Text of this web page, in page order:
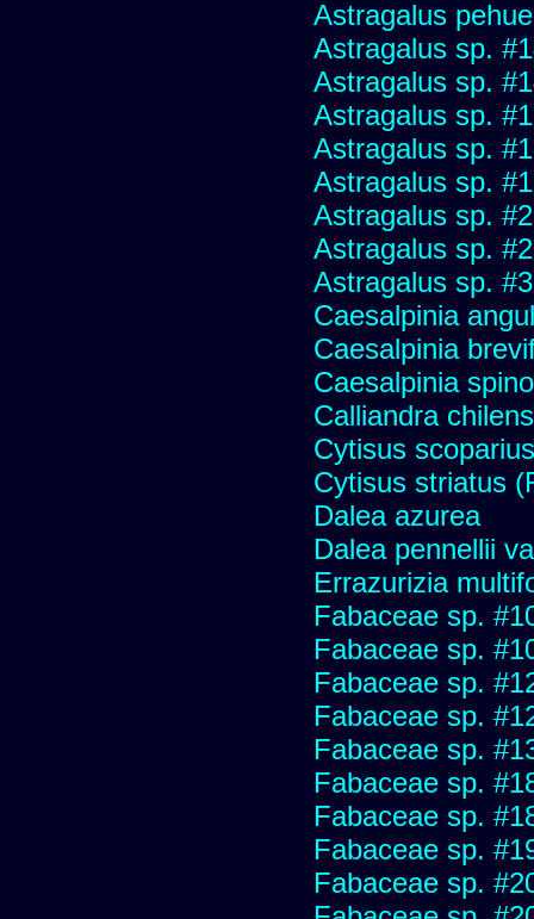
Astragalus
Astragalus sp.
Astragalus sp.
Astragalus sp.
Astragalus sp.
Astragalus sp.
Astragalus sp.
Astragalus sp.
Astragalus sp.
Caesalpinia
Caesalpinia
Caesalpinia
Calliandra
Cytisus scoparius
Cytisus striatus
Dalea azurea
Dalea pennellii
Errazurizia
Fabaceae sp.
Fabaceae sp.
Fabaceae sp.
Fabaceae sp.
Fabaceae sp.
Fabaceae sp.
Fabaceae sp.
Fabaceae sp.
Fabaceae sp.